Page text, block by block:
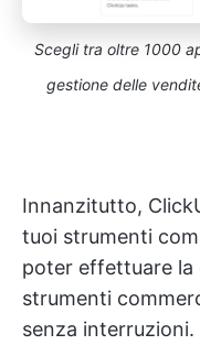
Scegli tra oltre 1000
gestione delle
Innanzitutto,
tuoi strumenti
poter effettuare la
strumenti
senza